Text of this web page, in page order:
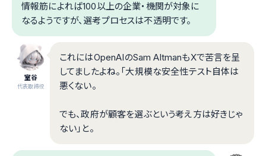
情報筋によれば100以上の企業・機関が対象に
なるようですが、選考プロセスは不透明です。
室谷
代表取締役
これにはOpenAIのSam AltmanもXで苦言を呈
してましたよね。「大規模な安全性テスト自体は
悪くない。
でも、政府が顧客を選ぶという考え方は好きじゃ
ない」と。